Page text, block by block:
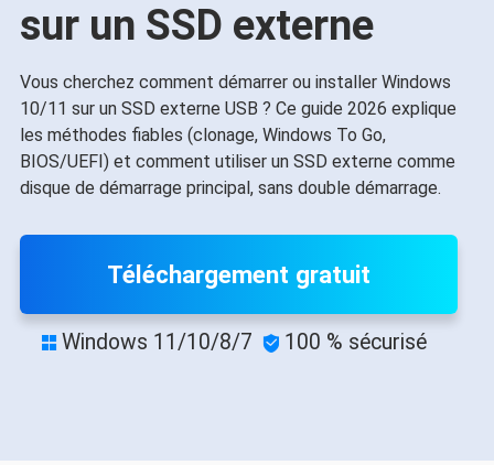
sur un SSD externe
Vous cherchez comment démarrer ou installer Windows
10/11 sur un SSD externe USB ? Ce guide 2026 explique
les méthodes fiables (clonage, Windows To Go,
BIOS/UEFI) et comment utiliser un SSD externe comme
disque de démarrage principal, sans double démarrage.
Téléchargement gratuit
 Windows 11/10/8/7  100 % sécurisé